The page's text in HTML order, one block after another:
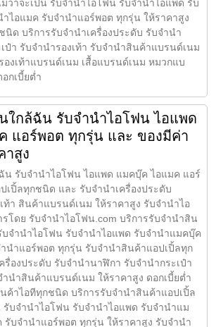
ว่าจะเป็น รับจำนำไอโฟน รับจำนำไอแพด รับ
ไอแมค รับจำนำแอร์พอต ทุกรุ่น ให้ราคาสูง
นิด บริการรับจำนำเครื่องประดับ รับจำนำ
ป๋า รับจำนำรองเท้า รับจำนำสินค้าแบรนด์เนม
องเท้าแบรนด์เนม เสื้อแบรนด์เนม หมวกแบ
กเบี้ยต่ำ
ใกล้ฉัน รับจำนำไอโฟน ไอแพด
แอร์พอต ทุกรุ่น และ ของมีค่า
าสูง
น รับจำนำไอโฟน ไอแพด แมคบุ๊ค ไอแมค แอร์
เปิ้ลทุกชนิด และ รับจำนำเครื่องประดับ
ท้า สินค้าแบรนด์เนม ให้ราคาสูง รับจำนำไอ
โดย รับจํานําไอโฟน.com บริการรับจำนำสิน
จำนำไอโฟน รับจำนำไอแพด รับจำนำแมคบุ๊ค
นำแอร์พอต ทุกรุ่น รับจำนำสินค้าแอปเปิ้ลทุก
องประดับ รับจำนำนาฬิกา รับจำนำกระเป๋า
ำนำสินค้าแบรนด์เนม ให้ราคาสูง ดอกเบี้ยต่ำ
ค้าไอทีทุกชนิด บริการรับจำนำสินค้าแอปเปิ้ล
รับจำนำไอโฟน รับจำนำไอแพด รับจำนำแม
รับจำนำแอร์พอต ทุกรุ่น ให้ราคาสูง รับจำนำ